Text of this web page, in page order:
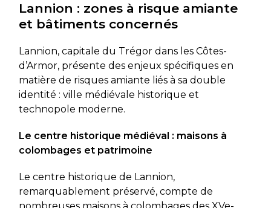
Lannion : zones à risque amiante
et bâtiments concernés
Lannion, capitale du Trégor dans les Côtes-
d’Armor, présente des enjeux spécifiques en
matière de risques amiante liés à sa double
identité : ville médiévale historique et
technopole moderne.
Le centre historique médiéval : maisons à
colombages et patrimoine
Le centre historique de Lannion,
remarquablement préservé, compte de